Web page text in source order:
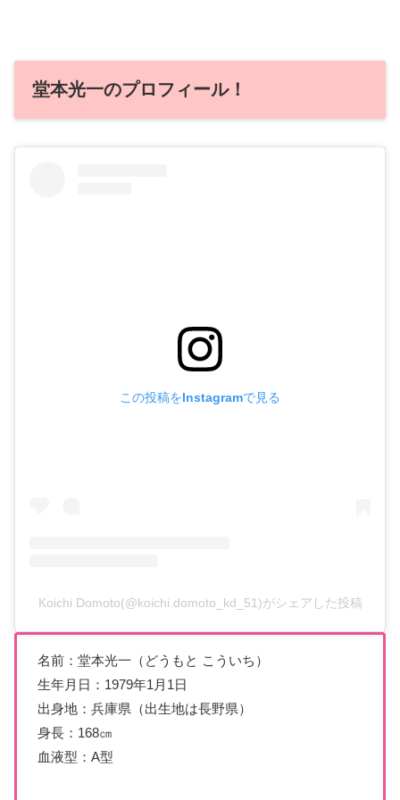
堂本光一のプロフィール！
この投稿をInstagramで見る
Koichi Domoto(@koichi.domoto_kd_51)がシェアした投稿
名前：堂本光一（どうもと こういち）
生年月日：1979年1月1日
出身地：兵庫県（出生地は長野県）
身長：168㎝
血液型：A型